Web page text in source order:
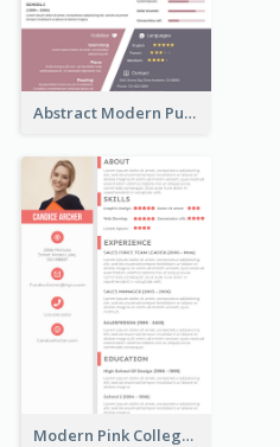
Abstract Modern Purple Resume
Modern Pink College Student Resume